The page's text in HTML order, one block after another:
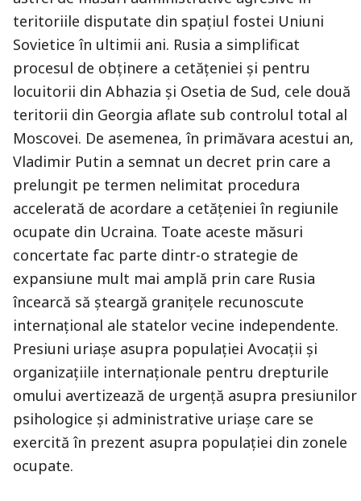
teritoriile disputate din spațiul fostei Uniuni
Sovietice în ultimii ani. Rusia a simplificat
procesul de obţinere a cetăţeniei și pentru
locuitorii din Abhazia şi Osetia de Sud, cele două
teritorii din Georgia aflate sub controlul total al
Moscovei. De asemenea, în primăvara acestui an,
Vladimir Putin a semnat un decret prin care a
prelungit pe termen nelimitat procedura
accelerată de acordare a cetăţeniei în regiunile
ocupate din Ucraina. Toate aceste măsuri
concertate fac parte dintr-o strategie de
expansiune mult mai amplă prin care Rusia
încearcă să șteargă granițele recunoscute
internațional ale statelor vecine independente.
Presiuni uriașe asupra populației Avocaţii şi
organizaţiile internaţionale pentru drepturile
omului avertizează de urgență asupra presiunilor
psihologice și administrative uriașe care se
exercită în prezent asupra populaţiei din zonele
ocupate.